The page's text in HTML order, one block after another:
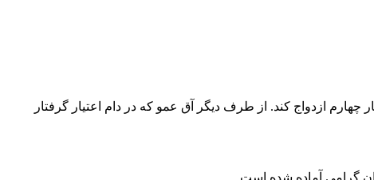
ازدواج کند. از طرف دیگر آق عمو که در دام اعتیار گرفتار
گرامی آماده شده است.